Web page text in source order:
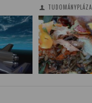
TUDOMÁNYPLÁZA